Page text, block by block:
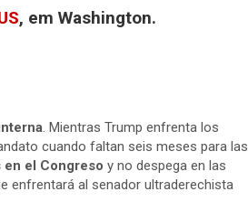
, em Washington.
. Mientras Trump enfrenta los
cuando faltan seis meses para las
el Congreso y no despega en las
enfrentará al senador ultraderechista